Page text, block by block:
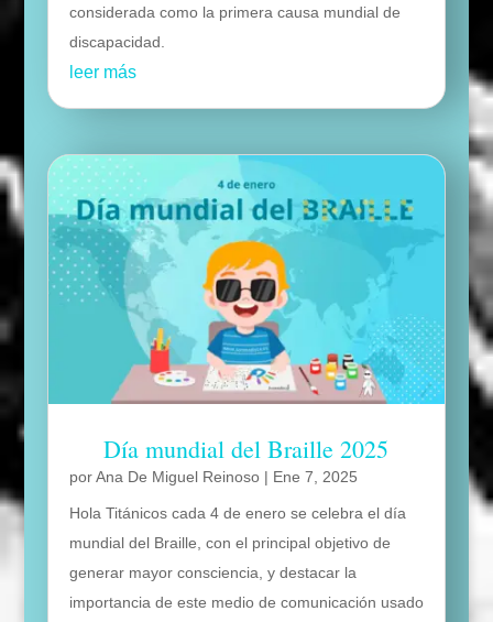
considerada como la primera causa mundial de
discapacidad.
leer más
Día mundial del Braille 2025
porAna De Miguel Reinoso| Ene 7, 2025
Hola Titánicos cada 4 de enero se celebra el día
mundial del Braille, con el principal objetivo de
generar mayor consciencia, y destacar la
importancia de este medio de comunicación usado